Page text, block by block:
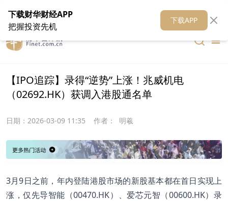
在线客服 关于我们 财华媒体矩阵 财华智库
【IPO追踪】录得“逆势”上涨！兆威机电
（02692.HK）获调入港股通名单
日期： 2026-03-09 11:35 作者： 明羲
3月9日之前，年内登陆港股市场的新股基本都在首日实现上
涨，仅先导智能（00470.HK）、爱芯元智（00600.HK）录
下载财华财经APP
把握投资先机
下载APP